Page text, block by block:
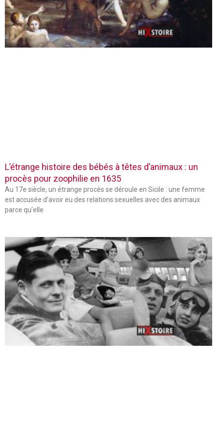
L’étrange histoire des bébés à têtes d’animaux : un
procès pour zoophilie en 1635
Au 17e siècle, un étrange procès se déroule en Sicile : une femme
est accusée d’avoir eu des relations sexuelles avec des animaux
parce qu’elle